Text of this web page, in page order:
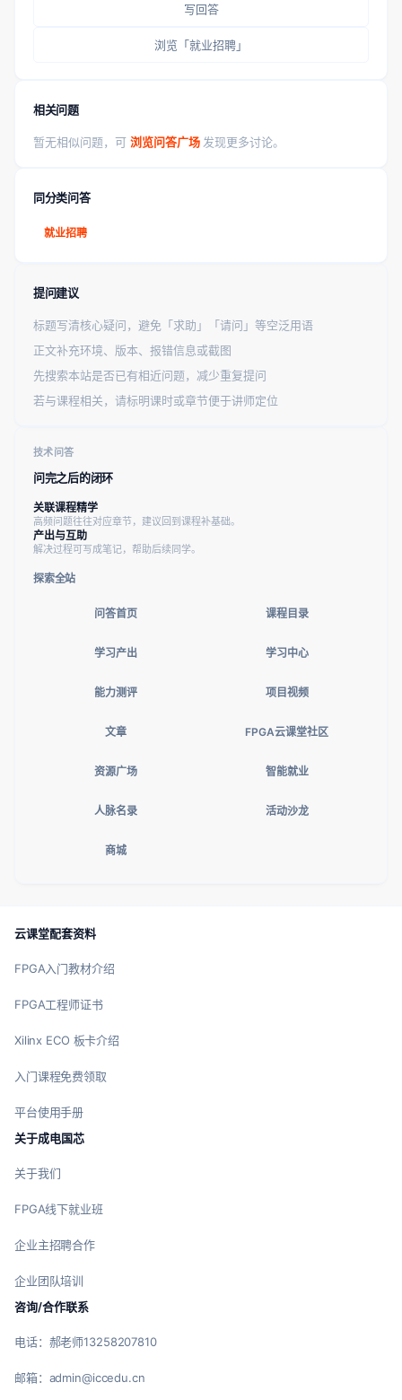
写回答
浏览「就业招聘」
相关问题
暂无相似问题，可 浏览问答广场 发现更多讨论。
同分类问答
就业招聘
提问建议
标题写清核心疑问，避免「求助」「请问」等空泛用语
正文补充环境、版本、报错信息或截图
先搜索本站是否已有相近问题，减少重复提问
若与课程相关，请标明课时或章节便于讲师定位
技术问答
问完之后的闭环
关联课程精学
高频问题往往对应章节，建议回到课程补基础。
产出与互助
解决过程可写成笔记，帮助后续同学。
探索全站
问答首页 课程目录
学习产出 学习中心
能力测评 项目视频
文章 FPGA云课堂社区
资源广场 智能就业
人脉名录 活动沙龙
商城
云课堂配套资料
FPGA入门教材介绍
FPGA工程师证书
Xilinx ECO 板卡介绍
入门课程免费领取
平台使用手册
关于成电国芯
关于我们
FPGA线下就业班
企业主招聘合作
企业团队培训
咨询/合作联系
电话：郝老师13258207810
邮箱：admin@iccedu.cn